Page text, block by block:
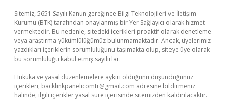
Sitemiz, 5651 Sayılı Kanun gereğince Bilgi Teknolojileri ve İletişim
Kurumu (BTK) tarafından onaylanmış bir Yer Sağlayıcı olarak hizmet
vermektedir. Bu nedenle, sitedeki içerikleri proaktif olarak denetleme
veya araştırma yükümlülüğümüz bulunmamaktadır. Ancak, üyelerimiz
yazdıkları içeriklerin sorumluluğunu taşımakta olup, siteye üye olarak
bu sorumluluğu kabul etmiş sayılırlar.
Hukuka ve yasal düzenlemelere aykırı olduğunu düşündüğünüz
içerikleri, backlinkpanelicomtr@gmail.com adresine bildirmeniz
halinde, ilgili içerikler yasal süre içerisinde sitemizden kaldırılacaktır.